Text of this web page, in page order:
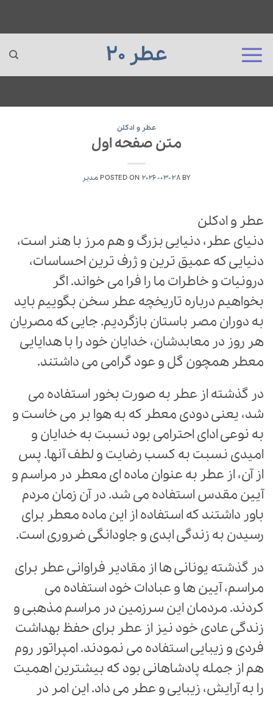
عطر 20
عطر و ادکلن
متن صفحه اول
POSTED ON 2026-03-28BY مدیر
عطر و ادکلن
دنیای عطر، دنیایی بزرگ و هم مرز با هنر است،
دنیایی که عمیق ترین و ژرف ترین احساسات،
درونیات و خاطرات ما را فرا می خواند. اگر
بخواهیم درباره تاریخچه عطر سخن بگوییم باید
به دوران مصر باستان بازگردیم. جایی که مصریان
هر روز در معابدشان، خدایان خود را با هدایایی
معطر همچون گل و عود گرامی می داشتند.
در گذشته از عطر به صورت بخور استفاده می
شد، یعنی دودی معطر که به هوا بر می خاست و
به نوعی ادای احترامی بود نسبت به خدایان و
امیدی نسبت به کسب رضایت و لطف آنها. پس
از آن، از عطر به عنوان ماده ای معطر در مراسم و
آیین مقدس استفاده می شد. در آن زمان مردم
باور داشتند که استفاده از این ماده معطر برای
رسیدن به زندگی ابدی و جاودانگی ضروری است.
در گذشته یونانی ها از مقادیر فراوانی عطر برای
مراسم، آیین ها و عبادات خود استفاده می
کردند. مردمان این سرزمین در مراسم مذهبی و
زندگی عادی خود نیز از عطر برای حفظ بهداشت
فردی و زیبایی استفاده می نمودند. امپراتور روم
هم از جمله پادشاهانی بود که بیشترین اهمیت
را به آرایش، زیبایی و عطر می داد. این امر در